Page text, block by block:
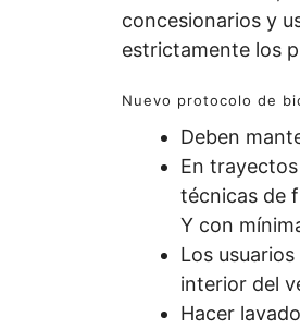
concesionarios y
estrictamente los
Nuevo protocolo de
Deben
En
técnicas de
Y con
Los
interior del
Hacer